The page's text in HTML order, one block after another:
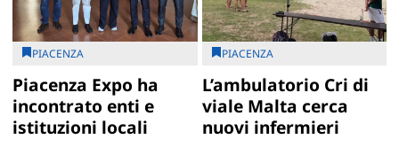
PIACENZA
Piacenza Expo ha
incontrato enti e
istituzioni locali
PIACENZA
L’ambulatorio Cri di
viale Malta cerca
nuovi infermieri